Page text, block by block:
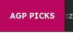
AGP PICKS
Brazil Gives